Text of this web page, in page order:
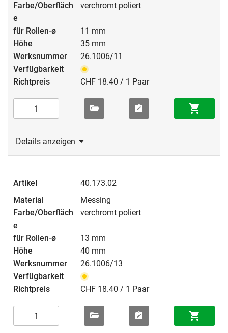
verchromt poliert
11 mm
35 mm
26.1006/11
CHF 18.40 / 1 Paar
Details anzeigen
40.173.02
Messing
verchromt poliert
13 mm
40 mm
26.1006/13
CHF 18.40 / 1 Paar